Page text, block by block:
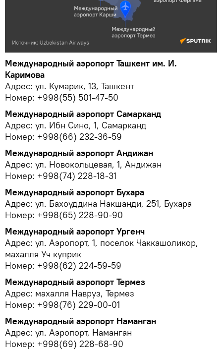
Международный аэропорт Ташкент им. И.
Каримова
Адрес: ул. Кумарик, 13, Ташкент
Номер: +998(55) 501-47-50
Международный аэропорт Самарканд
Адрес: ул. Ибн Сино, 1, Самарканд
Номер: +998(66) 232-36-59
Международный аэропорт Андижан
Адрес: ул. Новокольцевая, 1, Андижан
Номер: +998(74) 228-18-31
Международный аэропорт Бухара
Адрес: ул. Бахоуддина Накшанди, 251, Бухара
Номер: +998(65) 228-90-90
Международный аэропорт Ургенч
Адрес: ул. Аэропорт, 1, поселок Чаккашоликор,
махалля Уч куприк
Номер: +998(62) 224-59-59
Международный аэропорт Термез
Адрес: махалля Навруз, Термез
Номер: +998(76) 229-00-01
Международный аэропорт Наманган
Адрес: ул. Аэропорт, Наманган
Номер: +998(69) 228-68-90